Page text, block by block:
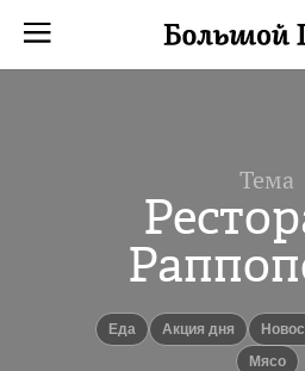
Тема
еда Акция дня
мясо